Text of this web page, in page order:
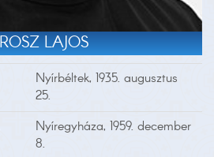
LAJOS
Nyírbéltek, 1935. augusztus
25.
Nyíregyháza, 1959. december
8.